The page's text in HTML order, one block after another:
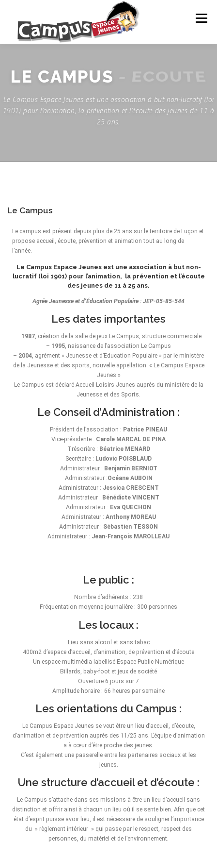
Menu
PROJETS DE JEUNES INFOS JEUNES
LE CAMPUS - ECOUTE
Le Campus Espace Jeunes est une association à but non-lucratif (loi
1901) pour l’animation, la prévention et l’écoute des jeunes de 11 à
25 ans.
Le Campus
Le campus est présent depuis plus de 25 ans sur le territoire de Luçon et
propose accueil, écoute, prévention et animation tout au long de
l’année.
Le Campus Espace Jeunes est une association à but non-
lucratif (loi 1901) pour l’animation, la prévention et l’écoute
des jeunes de 11 à 25 ans.
Agrée Jeunesse et d’Éducation Populaire : JEP-05-85-544
Les dates importantes
– 1987, création de la salle de jeux Le Campus, structure commerciale
– 1995, naissance de l’association Le Campus
– 2004, agrément « Jeunesse et d’Education Populaire » par le ministère
de la Jeunesse et des sports, nouvelle appellation « Le Campus Espace
Jeunes »
Le Campus est déclaré Accueil Loisirs Jeunes auprès du ministère de la
Jeunesse et des Sports.
Le Conseil d’Administration :
Président de l’association : Patrice PINEAU
Vice-présidente : Carole MARCAL DE PINA
Trésorière : Béatrice MENARD
Secrétaire : Ludovic POISBLAUD
Administrateur : Benjamin BERNIOT
Administrateur :Océane AUBOIN
Administrateur : Jessica CRESCENT
Administrateur : Bénédicte VINCENT
Administrateur : Eva QUECHON
Administrateur : Anthony MOREAU
Administrateur : Sébastien TESSON
Administrateur : Jean-François MAROLLEAU
Le public :
Nombre d’adhérents : 238
Fréquentation moyenne journalière : 300 personnes
Les locaux :
Lieu sans alcool et sans tabac
400m2 d’espace d’accueil, d’animation, de prévention et d’écoute
Un espace multimédia labellisé Espace Public Numérique
Billards, baby-foot et jeux de société
Ouverture 6 jours sur 7
Amplitude horaire : 66 heures par semaine
Les orientations du Campus :
Le Campus Espace Jeunes se veut être un lieu d’accueil, d’écoute,
d’animation et de prévention auprès des 11/25 ans. L’équipe d’animation
a à cœur d’être proche des jeunes.
C’est également une passerelle entre les partenaires sociaux et les
jeunes.
Une structure d’accueil et d’écoute :
Le Campus s’attache dans ses missions à être un lieu d’accueil sans
distinction et offrir ainsi à chacun un lieu où il se sente bien. Afin que cet
état d’esprit puisse avoir lieu, il est nécessaire de souligner l’importance
du » règlement intérieur » qui passe par le respect, respect des
personnes, du matériel et de l’environnement.